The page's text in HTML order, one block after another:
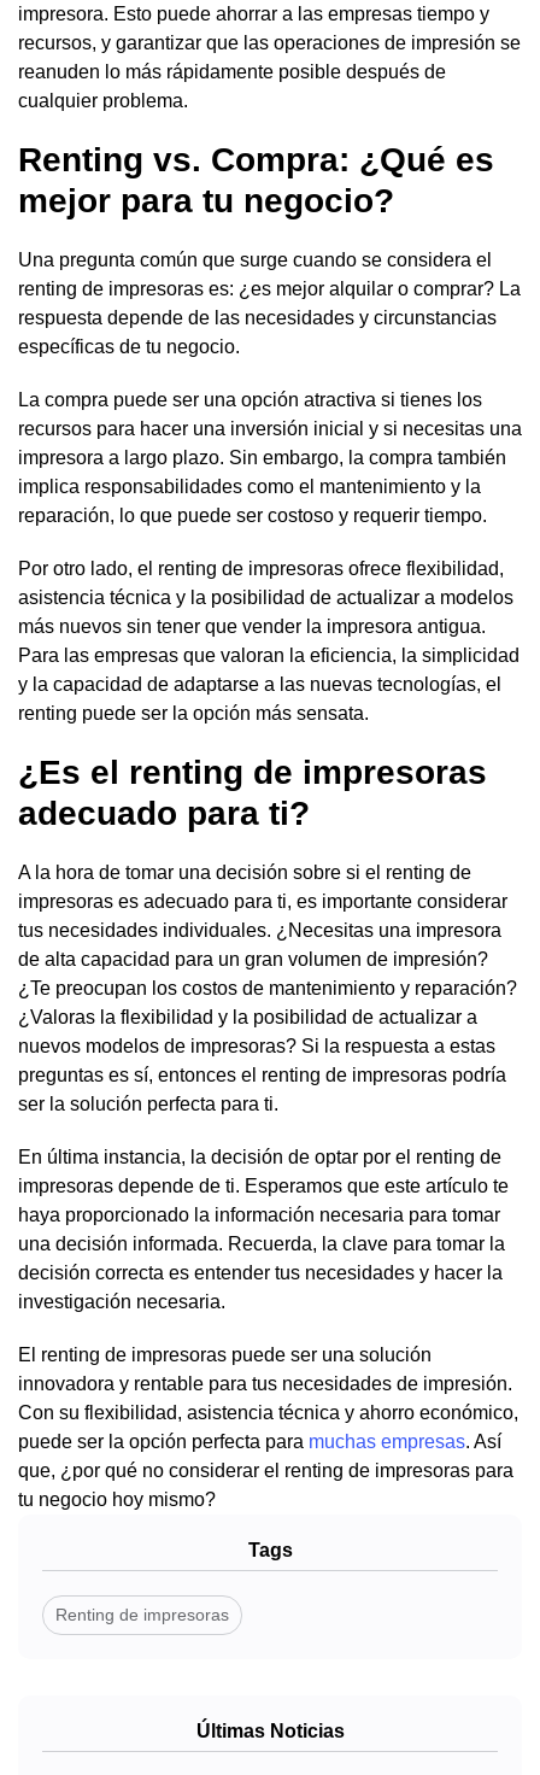
impresora. Esto puede ahorrar a las empresas tiempo y
recursos, y garantizar que las operaciones de impresión se
reanuden lo más rápidamente posible después de
cualquier problema.
Renting vs. Compra: ¿Qué es
mejor para tu negocio?
Una pregunta común que surge cuando se considera el
renting de impresoras es: ¿es mejor alquilar o comprar? La
respuesta depende de las necesidades y circunstancias
específicas de tu negocio.
La compra puede ser una opción atractiva si tienes los
recursos para hacer una inversión inicial y si necesitas una
impresora a largo plazo. Sin embargo, la compra también
implica responsabilidades como el mantenimiento y la
reparación, lo que puede ser costoso y requerir tiempo.
Por otro lado, el renting de impresoras ofrece flexibilidad,
asistencia técnica y la posibilidad de actualizar a modelos
más nuevos sin tener que vender la impresora antigua.
Para las empresas que valoran la eficiencia, la simplicidad
y la capacidad de adaptarse a las nuevas tecnologías, el
renting puede ser la opción más sensata.
¿Es el renting de impresoras
adecuado para ti?
A la hora de tomar una decisión sobre si el renting de
impresoras es adecuado para ti, es importante considerar
tus necesidades individuales. ¿Necesitas una impresora
de alta capacidad para un gran volumen de impresión?
¿Te preocupan los costos de mantenimiento y reparación?
¿Valoras la flexibilidad y la posibilidad de actualizar a
nuevos modelos de impresoras? Si la respuesta a estas
preguntas es sí, entonces el renting de impresoras podría
ser la solución perfecta para ti.
En última instancia, la decisión de optar por el renting de
impresoras depende de ti. Esperamos que este artículo te
haya proporcionado la información necesaria para tomar
una decisión informada. Recuerda, la clave para tomar la
decisión correcta es entender tus necesidades y hacer la
investigación necesaria.
El renting de impresoras puede ser una solución
innovadora y rentable para tus necesidades de impresión.
Con su flexibilidad, asistencia técnica y ahorro económico,
puede ser la opción perfecta para muchas empresas. Así
que, ¿por qué no considerar el renting de impresoras para
tu negocio hoy mismo?
Tags
Renting de impresoras
Últimas Noticias